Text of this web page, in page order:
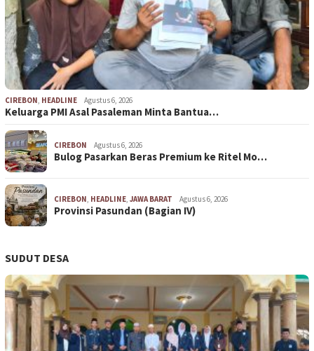
CIREBON HEADLINE Agustus 6, 2026
Keluarga PMI Asal Pasaleman Minta Bantua…
CIREBON Agustus 6, 2026
Bulog Pasarkan Beras Premium ke Ritel Mo…
CIREBON HEADLINE JAWA BARAT Agustus 6, 2026
Provinsi Pasundan (Bagian IV)
SUDUT DESA